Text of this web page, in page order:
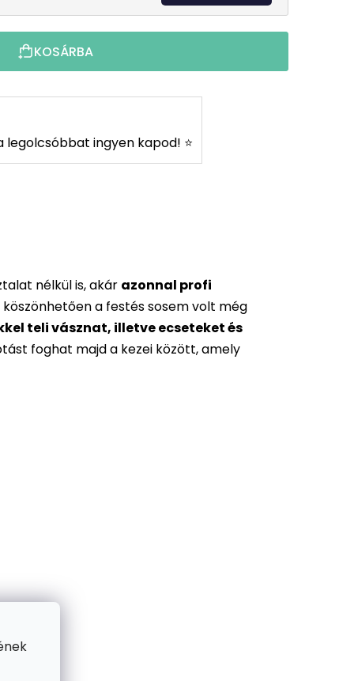
KOSÁRBA
legolcsóbbat ingyen kapod! ⭐
nélkül is, akár azonnal profi
a festés sosem volt még
teli vásznat, illetve ecseteket és
foghat majd a kezei között, amely